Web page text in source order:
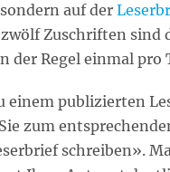
auf der
Zuschriften sind
der Regel einmal pro
einem publizierten
zum
schreiben».